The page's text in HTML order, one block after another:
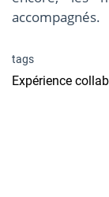
accompagnés.
tags
Expérience